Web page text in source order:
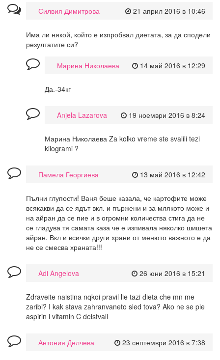
21 април 2016 в 10:46
Силвия Димитрова
Има ли някой, който е изпробвал диетата, за да сподели
резултатите си?
14 май 2016 в 12:29
Марина Николаева
Да.-34кг
19 ноември 2016 в 8:24
Anjela Lazarova
Марина Николаева Za kolko vreme ste svalili tezi
kilogrami ?
13 май 2016 в 12:42
Памела Георгиева
Пълни глупости! Ваня беше казала, че картофите може
всякакви да се ядът вкл. и пържени и за млякото може и
на айран да се пие и в огромни количества стига да не
се гладува тя самата каза че е изпивала няколко шишета
айран. Вкл и всички други храни от менюто важното е да
не се смесва храната!!!
26 юни 2016 в 15:21
Adi Angelova
Zdraveite naistina nqkoi pravil lie tazi dieta che mn me
zaribi? I kak stava zahranvaneto sled tova? Ako ne se pie
aspirin i vitamin C deistvali
23 септември 2016 в 7:38
Антония Делчева